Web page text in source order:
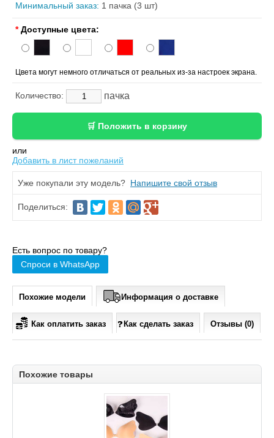
Минимальный заказ: 1 пачка (3 шт)
* Доступные цвета:
Цвета могут немного отличаться от реальных из-за настроек экрана.
Количество: пачка
или
Добавить в лист пожеланий
Уже покупали эту модель? Напишите свой отзыв
Поделиться:
Есть вопрос по товару?
Спроси в WhatsApp
Похожие модели Информация о доставке
Как оплатить заказ Как сделать заказ Отзывы (0)
Похожие товары